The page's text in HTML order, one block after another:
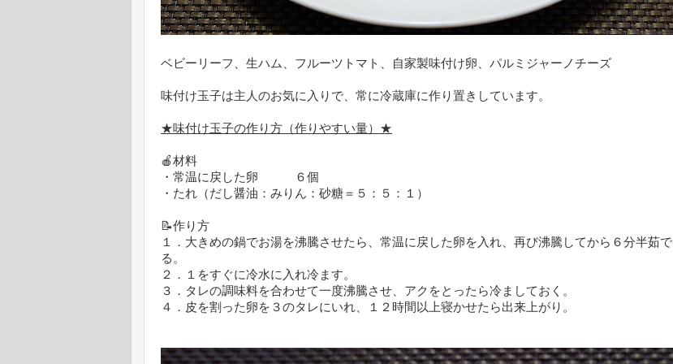
ベビーリーフ、生ハム、フルーツトマト、自家製味付け卵、パルミジャーノチーズ
味付け玉子は主人のお気に入りで、常に冷蔵庫に作り置きしています。
★味付け玉子の作り方（作りやすい量）★
🍎材料
・常温に戻した卵 ６個
・たれ（だし醤油：みりん：砂糖＝５：５：１）
📝作り方
１．大きめの鍋でお湯を沸騰させたら、常温に戻した卵を入れ、再び沸騰してから６分半茹で
る。
２．１をすぐに冷水に入れ冷ます。
３．タレの調味料を合わせて一度沸騰させ、アクをとったら冷ましておく。
４．皮を割った卵を３のタレにいれ、１２時間以上寝かせたら出来上がり。